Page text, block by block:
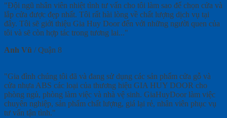
"Đội ngũ nhân viên nhiệt tình tư vấn cho tôi làm sao để chọn cửa và
lắp cửa được đẹp nhất. Tôi rất hài lòng về chất lượng dịch vụ tại
đây. Tôi sẽ giới thiệu Gia Huy Door đến với những người quen của
tôi và sẽ còn hợp tác trong tương lai..."
Anh Vũ /Quận 8
"Gia đình chúng tôi đã và đang sử dụng các sản phẩm cửa gỗ và
cửa nhựa ABS các loại của thương hiệu GIA HUY DOOR cho
phòng ngủ, phòng làm việc và nhà vệ sinh. GiaHuyDoor làm việc
chuyên nghiệp, sản phẩm chất lượng, giá lại rẻ, nhân viên phục vụ
tư vấn tận tình."